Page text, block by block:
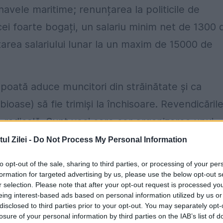
Zilei - Do Not Process My Personal Information
opt-out of the sale, sharing to third parties, or processing of your
for targeted advertising by us, please use the below opt-out
selection. Please note that after your opt-out request is processed
interest-based ads based on personal information utilized by us
to third parties prior to your opt-out. You may separately
of your personal information by third parties on the IAB’s list of
maritime; renunțarea la politicile de
foarte bogați, un salariu minim net de 1300
salariului lunar la un maxim de 15000 de
aduce muncitori din străinătate și ca
să fie trimiși la închisoare. Revendicările
Sunt voci care cer organizarea unui
înscrrierea referendumului la inițiariva
ONU privind imigrația, repatrierea
cauzelor care duc la imigrație, demisia lui
generalul Pierre de Villiers.
1 de un purtător decuvânt al „vestelor